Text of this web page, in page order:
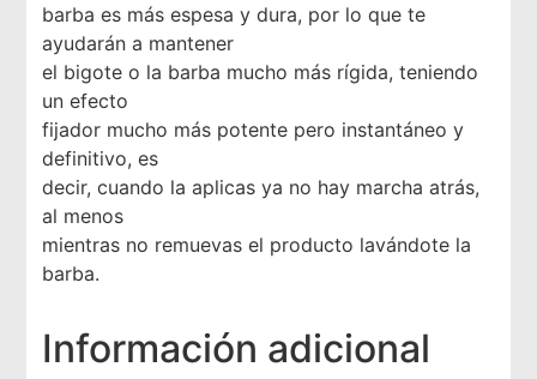
barba es más espesa y dura, por lo que te
ayudarán a mantener
el bigote o la barba mucho más rígida, teniendo
un efecto
fijador mucho más potente pero instantáneo y
definitivo, es
decir, cuando la aplicas ya no hay marcha atrás,
al menos
mientras no remuevas el producto lavándote la
barba.
Información adicional